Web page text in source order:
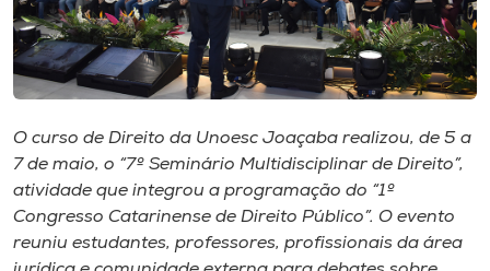
Biblioteca
Editora
Rádio
Museu
O curso de Direito da Unoesc Joaçaba realizou, de 5 a
7 de maio, o “7º Seminário Multidisciplinar de Direito”,
atividade que integrou a programação do “1º
Congresso Catarinense de Direito Público”. O evento
reuniu estudantes, professores, profissionais da área